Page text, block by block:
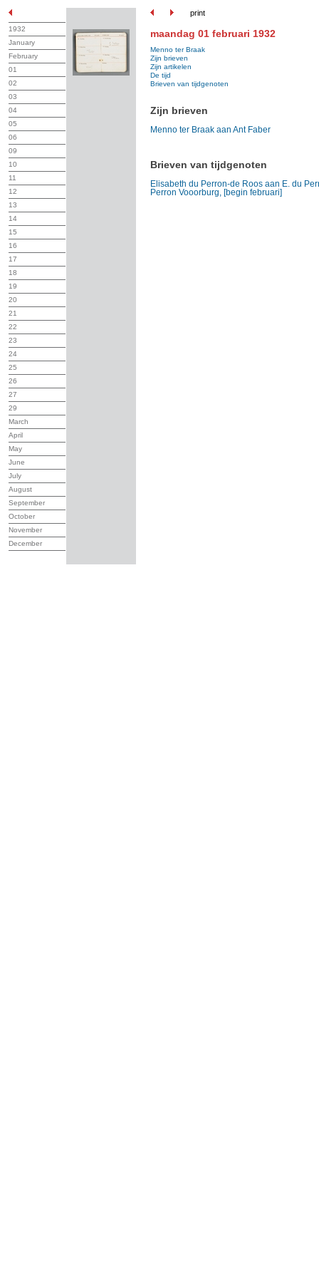
print
1932
January
February
01
02
03
04
05
06
09
10
11
12
13
14
15
16
17
18
19
20
21
22
23
24
25
26
27
29
March
April
May
June
July
August
September
October
November
December
maandag 01 februari 1932
Menno ter Braak
Zijn brieven
Zijn artikelen
De tijd
Brieven van tijdgenoten
Zijn brieven
Menno ter Braak aan Ant Faber
Brieven van tijdgenoten
Elisabeth du Perron-de Roos aan E. du
Perron Vooorburg, [begin februari]